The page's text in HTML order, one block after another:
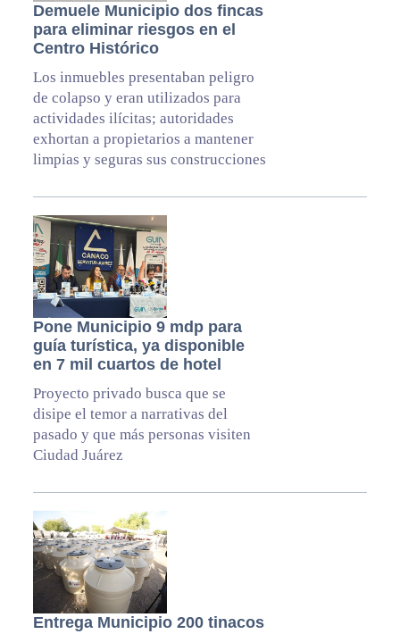
Demuele Municipio dos fincas
para eliminar riesgos en el
Centro Histórico
Los inmuebles presentaban peligro
de colapso y eran utilizados para
actividades ilícitas; autoridades
exhortan a propietarios a mantener
limpias y seguras sus construcciones
Pone Municipio 9 mdp para
guía turística, ya disponible
en 7 mil cuartos de hotel
Proyecto privado busca que se
disipe el temor a narrativas del
pasado y que más personas visiten
Ciudad Juárez
Entrega Municipio 200 tinacos